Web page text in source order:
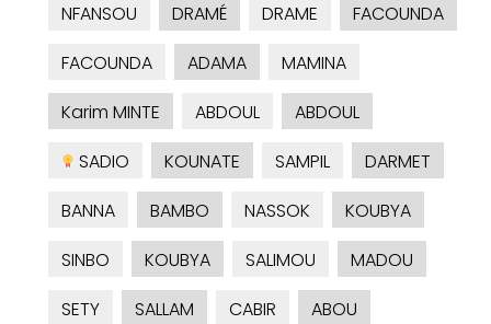
NFANSOU
DRAMÉ DRAME
FACOUNDA
FACOUNDA
ADAMA
MAMINA
Karim MINTE
ABDOUL
ABDOUL
SADIO
KOUNATE SAMPIL
DARMET
BANNA
BAMBO NASSOK
KOUBYA
SINBO
KOUBYA SALIMOU
MADOU
SETY
SALLAM CABIR ABOU